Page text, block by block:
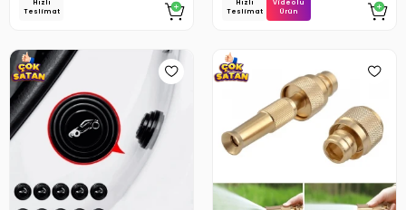
Hızlı
Teslimat
Hızlı
Teslimat
Videolu
Ürün